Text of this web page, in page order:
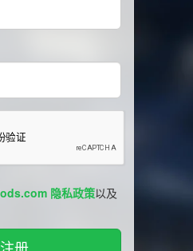
隐私政策以及